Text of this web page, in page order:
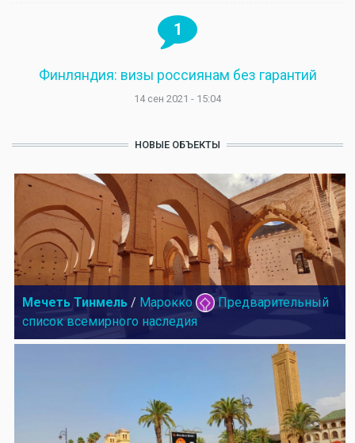
1
Финляндия: визы россиянам без гарантий
14 сен 2021 - 15:04
НОВЫЕ ОБЪЕКТЫ
Мечеть Тинмель / Марокко
Предварительный
список всемирного наследия